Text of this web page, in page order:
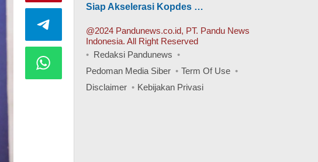
Siap Akselerasi Kopdes …
@2024 Pandunews.co.id, PT. Pandu News
Indonesia. All Right Reserved
Redaksi Pandunews
Pedoman Media Siber
Term Of Use
Disclaimer
Kebijakan Privasi